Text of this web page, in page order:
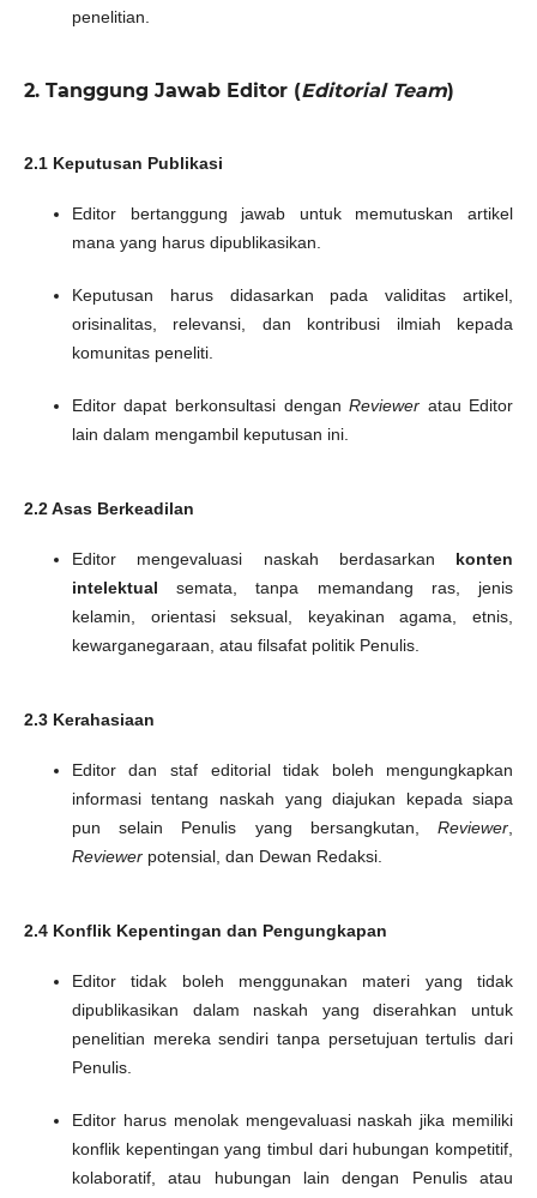
penelitian.
2. Tanggung Jawab Editor (Editorial Team)
2.1 Keputusan Publikasi
Editor bertanggung jawab untuk memutuskan artikel
mana yang harus dipublikasikan.
Keputusan harus didasarkan pada validitas artikel,
orisinalitas, relevansi, dan kontribusi ilmiah kepada
komunitas peneliti.
Editor dapat berkonsultasi denganReviewer atau Editor
lain dalam mengambil keputusan ini.
2.2 Asas Berkeadilan
Editor mengevaluasi naskah berdasarkan konten
intelektual semata, tanpa memandang ras, jenis
kelamin, orientasi seksual, keyakinan agama, etnis,
kewarganegaraan, atau filsafat politik Penulis.
2.3 Kerahasiaan
Editor dan staf editorial tidak boleh mengungkapkan
informasi tentang naskah yang diajukan kepada siapa
pun selain Penulis yang bersangkutan,Reviewer
Reviewerpotensial, dan Dewan Redaksi.
2.4 Konflik Kepentingan dan Pengungkapan
Editor tidak boleh menggunakan materi yang tidak
dipublikasikan dalam naskah yang diserahkan untuk
penelitian mereka sendiri tanpa persetujuan tertulis dari
Penulis.
Editor harus menolak mengevaluasi naskah jika memiliki
konflik kepentingan yang timbul dari hubungan kompetitif,
kolaboratif, atau hubungan lain dengan Penulis atau